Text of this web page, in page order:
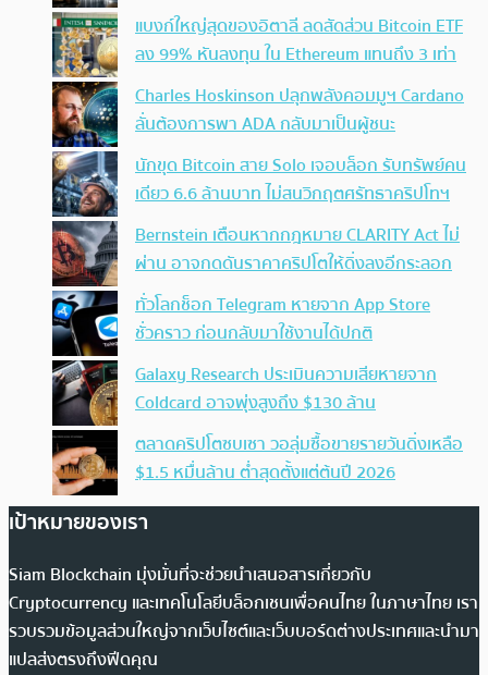
แบงก์ใหญ่สุดของอิตาลี ลดสัดส่วน Bitcoin ETF
ลง 99% หันลงทุน ใน Ethereum แทนถึง 3 เท่า
Charles Hoskinson ปลุกพลังคอมมูฯ Cardano
ลั่นต้องการพา ADA กลับมาเป็นผู้ชนะ
นักขุด Bitcoin สาย Solo เจอบล็อก รับทรัพย์คน
เดียว 6.6 ล้านบาท ไม่สนวิกฤตศรัทธาคริปโทฯ
Bernstein เตือนหากกฎหมาย CLARITY Act ไม่
ผ่าน อาจกดดันราคาคริปโตให้ดิ่งลงอีกระลอก
ทั่วโลกช็อก Telegram หายจาก App Store
ชั่วคราว ก่อนกลับมาใช้งานได้ปกติ
Galaxy Research ประเมินความเสียหายจาก
Coldcard อาจพุ่งสูงถึง $130 ล้าน
ตลาดคริปโตซบเซา วอลุ่มซื้อขายรายวันดิ่งเหลือ
$1.5 หมื่นล้าน ต่ำสุดตั้งแต่ต้นปี 2026
เป้าหมายของเรา
Siam Blockchain มุ่งมั่นที่จะช่วยนำเสนอสารเกี่ยวกับ
Cryptocurrency และเทคโนโลยีบล็อกเชนเพื่อคนไทย ในภาษาไทย เรา
รวบรวมข้อมูลส่วนใหญ่จากเว็บไซต์และเว็บบอร์ดต่างประเทศและนำมา
แปลส่งตรงถึงฟีดคุณ